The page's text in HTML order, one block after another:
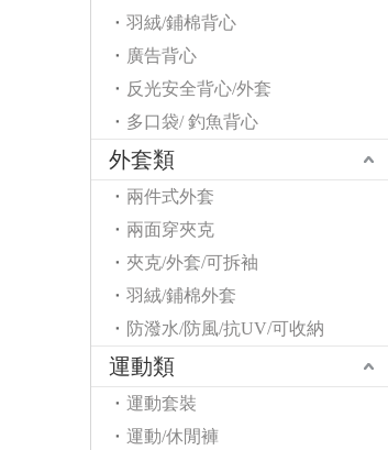
羽絨/鋪棉背心
廣告背心
反光安全背心/外套
多口袋/ 釣魚背心
外套類
兩件式外套
兩面穿夾克
夾克/外套/可拆袖
羽絨/鋪棉外套
防潑水/防風/抗UV/可收納
運動類
運動套裝
運動/休閒褲